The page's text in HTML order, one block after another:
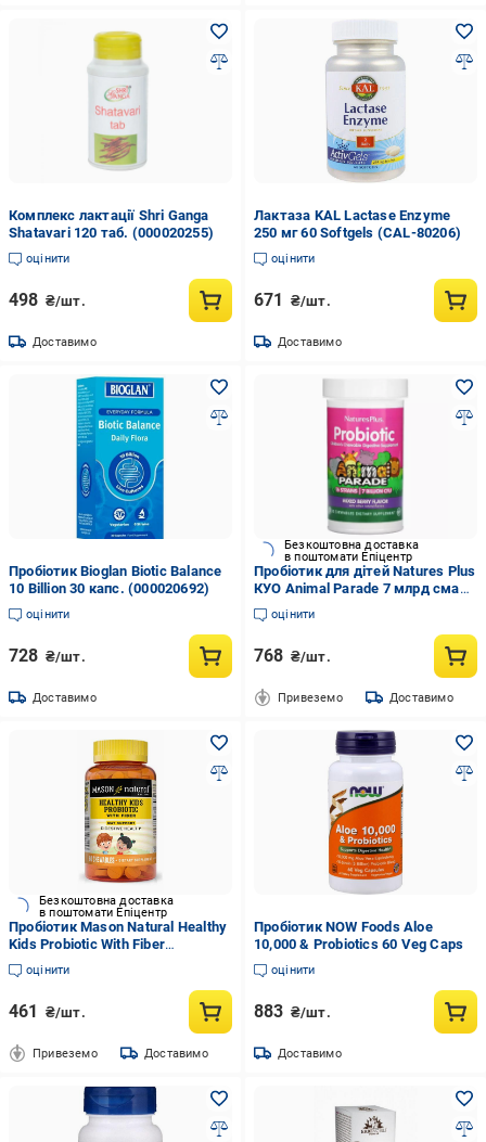
Комплекс лактації Shri Ganga
Shatavari 120 таб. (000020255)
оцінити
498 ₴/шт.
Доставимо
Лактаза KAL Lactase Enzyme
250 мг 60 Softgels (CAL-80206)
оцінити
671 ₴/шт.
Доставимо
Пробіотик Bioglan Biotic Balance
10 Billion 30 капс. (000020692)
оцінити
728 ₴/шт.
Доставимо
Безкоштовна доставка
в поштомати Епіцентр
Пробіотик для дітей Natures Plus
КУО Animal Parade 7 млрд смак
ягід 30 жувальних таблеток
(NTP29944)
оцінити
768 ₴/шт.
Привеземо Доставимо
Безкоштовна доставка
в поштомати Епіцентр
Пробіотик Mason Natural Healthy
Kids Probiotic With Fiber
Chewables 60 Chewables
(000021120)
оцінити
461 ₴/шт.
Привеземо Доставимо
Пробіотик NOW Foods Aloe
10,000 & Probiotics 60 Veg Caps
оцінити
883 ₴/шт.
Доставимо